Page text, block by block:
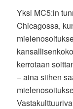
Yksi MC5:in
Chicagossa,
kerrotaan
– aina siihen